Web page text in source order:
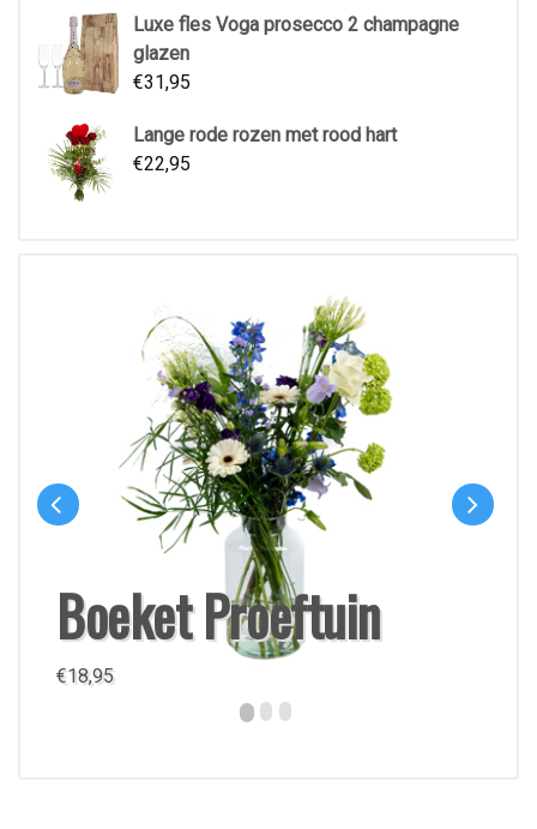
Luxe fles Voga prosecco 2 champagne
glazen
€31,95
Lange rode rozen met rood hart
€22,95
Boeket Proeftuin
€18,95